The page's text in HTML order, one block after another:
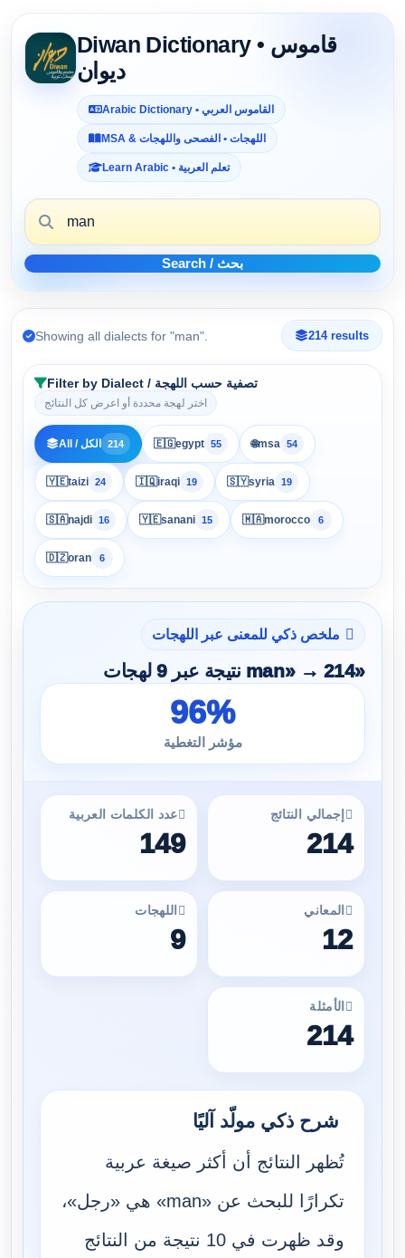
Diwan Dictionary • قاموس
ديوان
Arabic Dictionary • القاموس العربي
MSA & اللهجات • الفصحى واللهجات
Learn Arabic • تعلم العربية
Search / بحث
Showing all dialects for "man". 214 results
Filter by Dialect / تصفية حسب اللهجة
اختر لهجة محددة أو اعرض كل النتائج
All / الكل 214 🇪🇬egypt 55 🌐msa 54
🇾🇪taizi 24 🇮🇶iraqi 19 🇸🇾syria 19
🇸🇦najdi 16 🇾🇪sanani 15 🇲🇦morocco 6
🇩🇿oran 6
ملخص ذكي للمعنى عبر اللهجات
«man» → 214 نتيجة عبر 9 لهجات
96%
مؤشر التغطية
إجمالي النتائج
214
عدد الكلمات العربية
149
المعاني
12
اللهجات
9
الأمثلة
214
شرح ذكي مولّد آليًا
تُظهر النتائج أن أكثر صيغة عربية
تكرارًا للبحث عن «man» هي «رجل»،
وقد ظهرت في 10 نتيجة من النتائج